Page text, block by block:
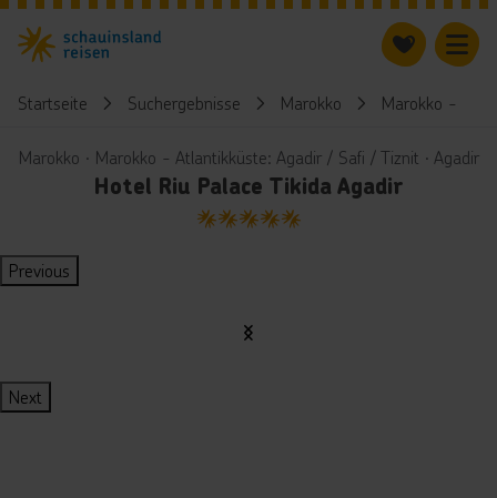
Startseite Suchergebnisse Marokko Marokko -
Marokko ∙ Marokko - Atlantikküste: Agadir / Safi / Tiznit ∙ Agadir
Hotel Riu Palace Tikida Agadir
5
Previous
Next